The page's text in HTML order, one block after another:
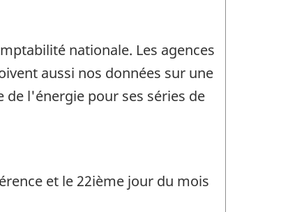
nationale. Les agences
aussi nos données sur une
l'énergie pour ses séries de
et le 22ième jour du mois